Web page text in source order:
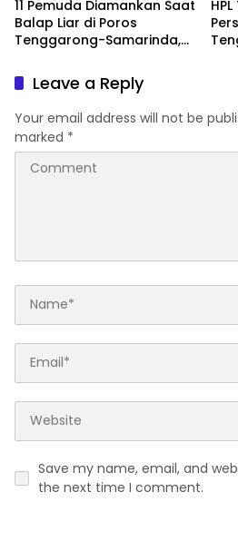
11 Pemuda Diamankan Saat
Balap Liar di Poros
Tenggarong-Samarinda,
BulanLeave a Reply
Your email address will not be
marked *
Save my name, email, and
the next time I comment.